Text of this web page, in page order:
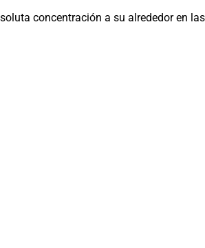
concentración a su alrededor en